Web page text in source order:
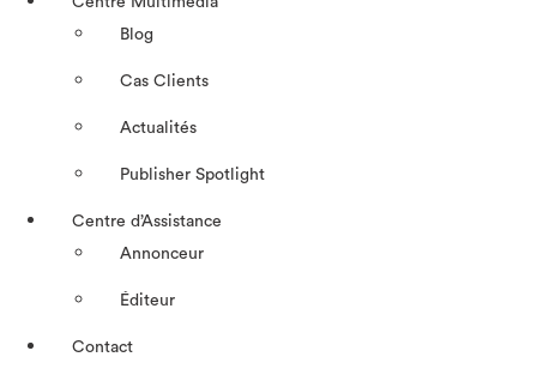
Blog
Cas Clients
Actualités
Publisher Spotlight
Centre d’Assistance
Annonceur
Éditeur
Contact